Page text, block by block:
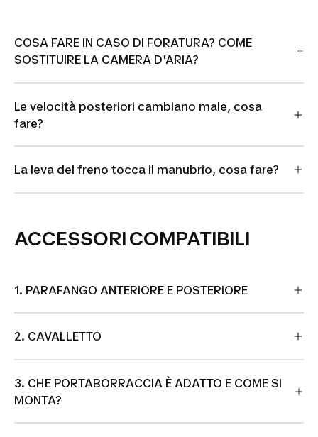
COSA FARE IN CASO DI FORATURA? COME
SOSTITUIRE LA CAMERA D'ARIA?
Le velocità posteriori cambiano male, cosa
fare?
La leva del freno tocca il manubrio, cosa fare?
ACCESSORI COMPATIBILI
1. PARAFANGO ANTERIORE E POSTERIORE
2. CAVALLETTO
3. CHE PORTABORRACCIA È ADATTO E COME SI
MONTA?